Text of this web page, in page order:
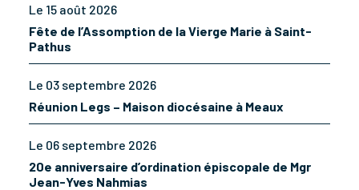
Le 15 août 2026
Fête de l’Assomption de la Vierge Marie à Saint-
Pathus
Le 03 septembre 2026
Réunion Legs – Maison diocésaine à Meaux
Le 06 septembre 2026
20e anniversaire d’ordination épiscopale de Mgr
Jean-Yves Nahmias